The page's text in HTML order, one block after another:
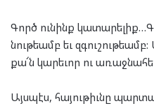
Գործ ու­նինք
նու­թեամբ եւ
քա՜ն կա­րե­ւոր ու
Այս­պէս, հա­յու­թիւնը